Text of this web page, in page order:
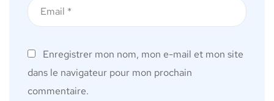
Enregistrer mon nom, mon e-mail et mon site
dans le navigateur pour mon prochain
commentaire.